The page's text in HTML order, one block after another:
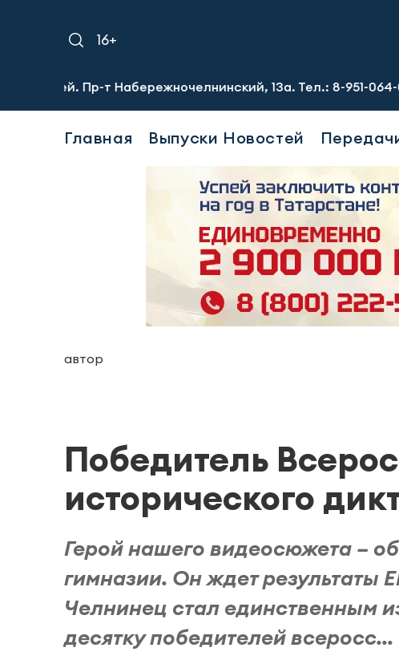
16+
т Набережночелнинский, 13а. Тел.: 8-951-064-02-12
Главная Выпуски Новостей
автор
Победитель
исторического
Герой нашего видеосюжета –
гимназии. Он ждет результаты
Челнинец стал единственным
десятку победителей всеросс...